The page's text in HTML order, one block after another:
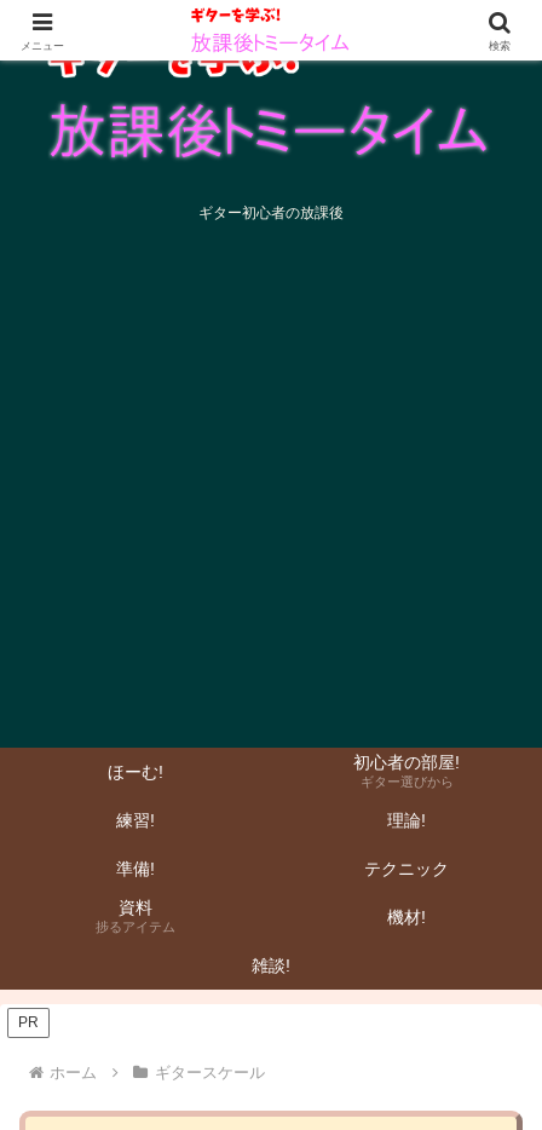
ギター初心者の放課後
ほーむ! 初心者の部屋!
ギター選びから
練習! 理論!
準備!
テクニック
資料
捗るアイテム 機材!
雑談!
PR
ホーム ギタースケール
メニュー 検索